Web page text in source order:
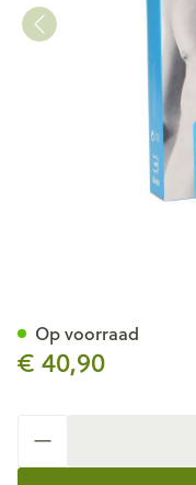
€ 40,90
Op voorraad